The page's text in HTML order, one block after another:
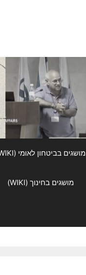
מושגים בביטחון לאומי (WIKI)
מושגים בחינוך (WIKI)